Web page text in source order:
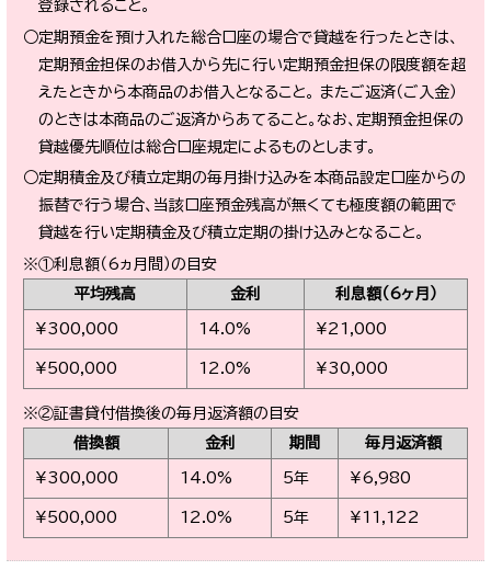
登録されること。
○定期預金を預け入れた総合口座の場合で貸越を行ったときは、
定期預金担保のお借入から先に行い定期預金担保の限度額を超
えたときから本商品のお借入となること。 またご返済（ご入金）
のときは本商品のご返済からあてること。なお、定期預金担保の
貸越優先順位は総合口座規定によるものとします。
○定期積金及び積立定期の毎月掛け込みを本商品設定口座からの
振替で行う場合、当該口座預金残高が無くても極度額の範囲で
貸越を行い定期積金及び積立定期の掛け込みとなること。
※①利息額（6ヵ月間）の目安
平均残高
金利 利息額（6ヶ月）
¥300,000 14.0% ¥21,000
¥500,000 12.0% ¥30,000
※②証書貸付借換後の毎月返済額の目安
借換額
金利 期間 毎月返済額
¥300,000 14.0% 5年 ¥6,980
¥500,000 12.0% 5年 ¥11,122